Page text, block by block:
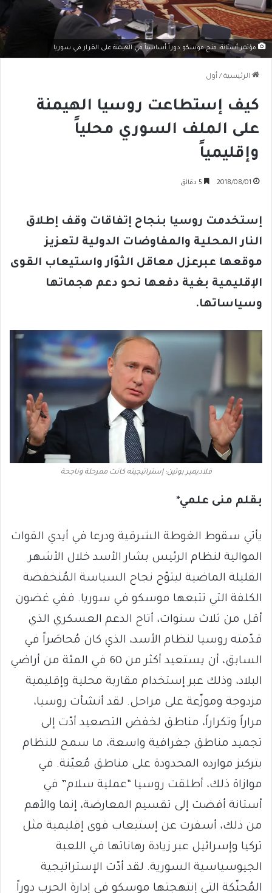
مؤتمر أستانة: منح موسكو دوراً أساسياً في الهيمنة على القرار في سوريا
الرئيسية / أول
كيف إستطاعت روسيا الهيمنة
على الملف السوري محلياً
وإقليمياً
2018/08/01
إستخدمت روسيا بنجاح إتفاقات وقف إطلاق
النار المحلية والمفاوضات الدولية لتعزيز
موقعها عبرعزل معاقل الثوّار واستيعاب القوى
الإقليمية بغية دفعها نحو دعم هجماتها
وسياساتها.
فلاديمير بوتين: إستراتيجيته كانت ممرحلة وناجحة
بقلم منى علمي*
يأتي سقوط الغوطة الشرقية ودرعا في أيدي القوات
الموالية لنظام الرئيس بشار الأسد خلال الأشهر
القليلة الماضية ليتوّج نجاح السياسة المُنخفضة
الكلفة التي تتبعها موسكو في سوريا. ففي غضون
أقل من ثلاث سنوات، أتاح الدعم العسكري الذي
قدّمته روسيا لنظام الأسد، الذي كان مُحاصَراً في
السابق، أن يستعيد أكثر من 60 في المئة من أراضي
البلاد، وذلك عبر إستخدام مقاربة محلية وإقليمية
مزدوجة وموزّعة على مراحل. لقد أنشأت روسيا،
مراراً وتكراراً، مناطق لخفض التصعيد أدّت إلى
تجميد مناطق جغرافية واسعة، ما سمح للنظام
بتركيز موارده المحدودة على مناطق مُعيّنة. في
موازاة ذلك، أطلقت روسيا “عملية سلام” في
أستانة أفضت إلى تقسيم المعارضة، إنما والأهم
من ذلك، أسفرت عن إستيعاب قوى إقليمية مثل
تركيا وإسرائيل عبر زيادة رهاناتها في اللعبة
الجيوسياسية السورية. لقد أدّت الإستراتيجية
المُحنّكة التي إنتهجتها موسكو في إدارة الحرب دوراً